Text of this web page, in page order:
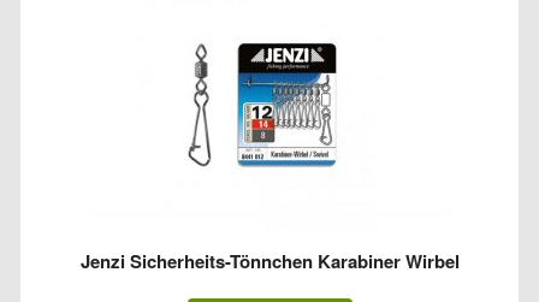
Jenzi Sicherheits-Tönnchen Karabiner Wirbel